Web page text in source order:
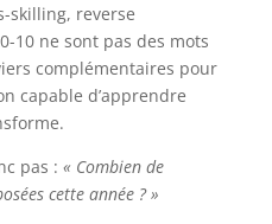
skilling, reverse
10 ne sont pas des mots
complémentaires pour
capable d’apprendre
pas : « Combien de
cette année ? »